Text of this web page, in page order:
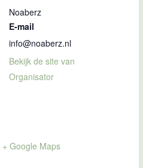
+ Google Maps
Noaberz
E-mail
info@noaberz.nl
Bekijk de site van
Organisator